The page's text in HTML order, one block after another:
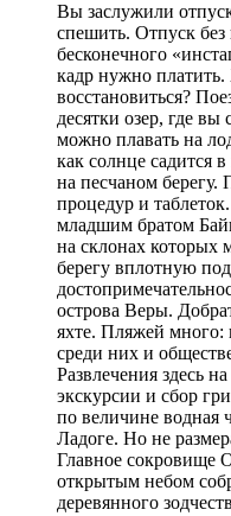
Вы заслужили
спешить. Отпуск без
бесконечного
кадр нужно
восстановиться?
десятки озер, где вы
можно плавать на
как солнце садится
на песчаном берегу.
процедур и
младшим братом
на склонах которых
берегу вплотную
острова Веры.
яхте. Пляжей много:
среди них и
Развлечения здесь
экскурсии и сбор
по величине
Ладоге. Но не
Главное сокровище
открытым небом
деревянного